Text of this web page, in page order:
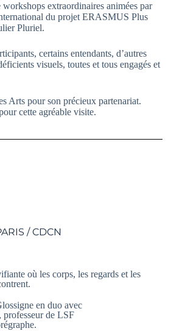
workshops extraordinaires animées par
du projet ERASMUS Plus
Pluriel.
certains entendants, d’autres
visuels, toutes et tous engagés et
Arts pour son précieux partenariat.
cette agréable visite.
/ CDCN
où les corps, les regards et les
en duo avec
professeur de LSF